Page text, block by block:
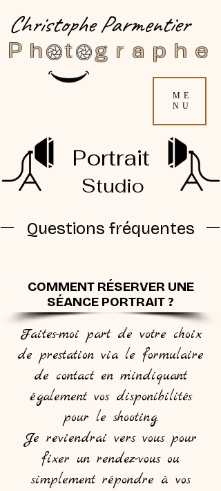
ME
NU
Christophe Parmentier
Ph t graphe
Portrait
Studio
Questions fréquentes
COMMENT RÉSERVER UNE
SÉANCE PORTRAIT ?
Faites-moi part de votre choix
de prestation via le formulaire
de contact en m’indiquant
également vos disponibilités
pour le shooting.
Je reviendrai vers vous pour
fixer un rendez-vous ou
simplement répondre à vos